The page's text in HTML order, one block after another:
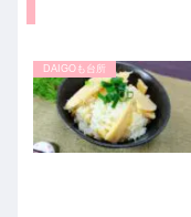
DAIGOも台所